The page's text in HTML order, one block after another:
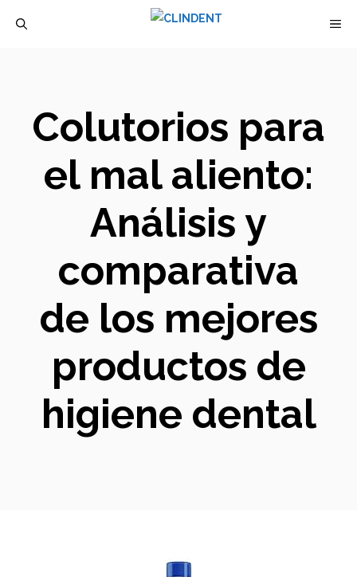
Colutorios para
el mal aliento:
Análisis y
comparativa
de los mejores
productos de
higiene dental